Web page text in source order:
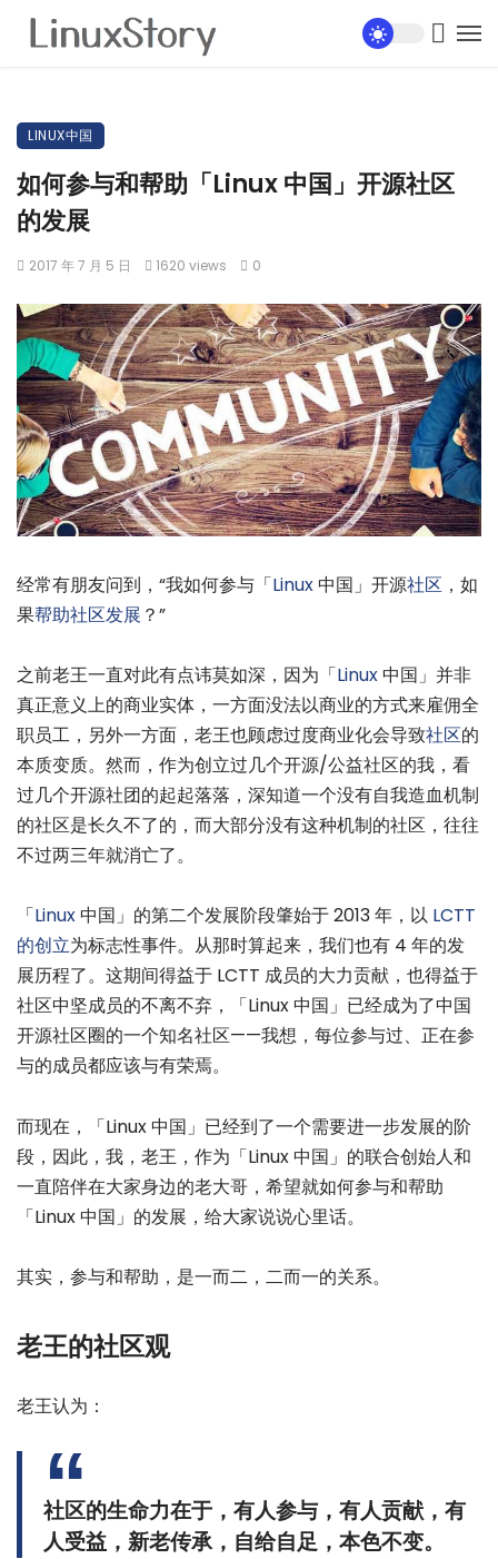
LINUX中国
如何参与和帮助「Linux 中国」开源社区
的发展
2017 年 7 月 5 日 1620 views 0
经常有朋友问到，“我如何参与「Linux中国」开源社区 ，如
果帮助社区发展 ？”
之前老王一直对此有点讳莫如深，因为「Linux中国」并非
真正意义上的商业实体，一方面没法以商业的方式来雇佣全
职员工，另外一方面，老王也顾虑过度商业化会导致社区的
本质变质。然而，作为创立过几个开源/公益社区的我，看
过几个开源社团的起起落落，深知道一个没有自我造血机制
的社区是长久不了的，而大部分没有这种机制的社区，往往
不过两三年就消亡了。
「Linux中国」的第二个发展阶段肇始于 2013 年，以 LCTT
的创立为标志性事件。从那时算起来，我们也有 4 年的发
展历程了。这期间得益于 LCTT 成员的大力贡献，也得益于
社区中坚成员的不离不弃，「Linux 中国」已经成为了中国
开源社区圈的一个知名社区——我想，每位参与过、正在参
与的成员都应该与有荣焉。
而现在，「Linux 中国」已经到了一个需要进一步发展的阶
段，因此，我，老王，作为「Linux 中国」的联合创始人和
一直陪伴在大家身边的老大哥，希望就如何参与和帮助
「Linux 中国」的发展，给大家说说心里话。
其实，参与和帮助，是一而二，二而一的关系。
老王的社区观
老王认为：
社区的生命力在于，有人参与，有人贡献，有
人受益，新老传承，自给自足，本色不变。